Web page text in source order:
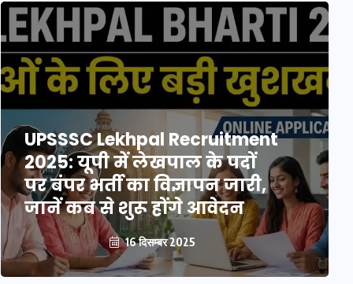
UPSSSC Lekhpal Recruitment
2025: यूपी में लेखपाल के पदों
पर बंपर भर्ती का विज्ञापन जारी,
जानें कब से शुरू होंगे आवेदन
16 दिसम्बर 2025